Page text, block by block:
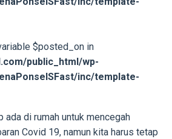
$posted_on in
public_html/wp-
inc/template-
ada di rumah untuk mencegah
Covid 19, namun kita harus tetap